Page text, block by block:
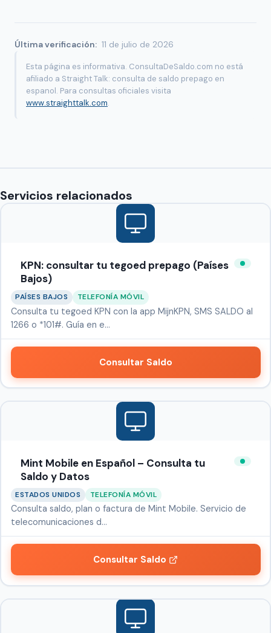
Última verificación: 11 de julio de 2026
Esta página es informativa. ConsultaDeSaldo.com no está
afiliado a Straight Talk: consulta de saldo prepago en
espanol. Para consultas oficiales visita
www.straighttalk.com.
Servicios relacionados
KPN: consultar tu tegoed prepago (Países
Bajos)
PAÍSES BAJOS TELEFONÍA MÓVIL
Consulta tu tegoed KPN con la app MijnKPN, SMS SALDO al
1266 o *101#. Guía en e…
Consultar Saldo
Mint Mobile en Español – Consulta tu
Saldo y Datos
ESTADOS UNIDOS TELEFONÍA MÓVIL
Consulta saldo, plan o factura de Mint Mobile. Servicio de
telecomunicaciones d…
Consultar Saldo